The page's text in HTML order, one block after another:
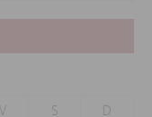
V S
D